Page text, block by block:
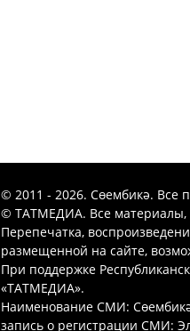
© 2011 - 2026. Сөембикә. Все
© ТАТМЕДИА. Все
Перепечатка,
размещенной на сайте,
При поддержке
«ТАТМЕДИА».
Наименование СМИ:
запись о регистрации СМИ: